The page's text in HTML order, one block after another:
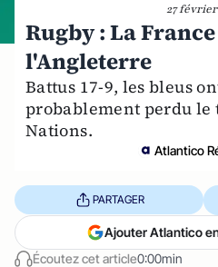
27 février
Rugby : La
l'Angleterre
Battus 17-9, les bleus
probablement perdu le
Nations.
Atlantico
Écoutez cet article0:00min
PARTAGER
Ajouter Atlantico